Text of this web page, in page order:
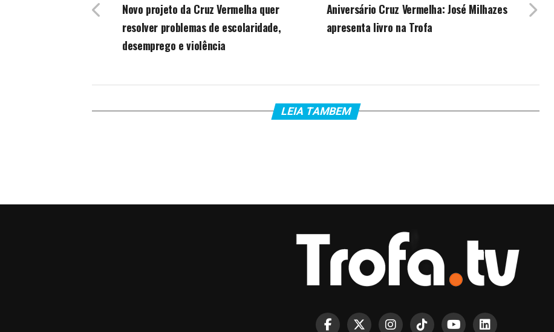
Aniversário Cruz Vermelha: José Milhazes
apresenta livro na Trofa
Novo projeto da Cruz Vermelha quer
resolver problemas de escolaridade,
desemprego e violência
LEIA TAMBEM